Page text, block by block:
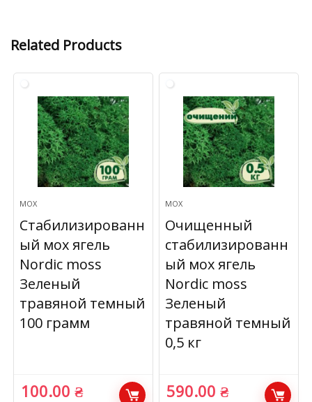
Related Products
МОХ
Стабилизированн
ый мох ягель
Nordic moss
Зеленый
травяной темный
100 грамм
100.00₴
МОХ
Очищенный
стабилизированн
ый мох ягель
Nordic moss
Зеленый
травяной темный
0,5 кг
590.00₴